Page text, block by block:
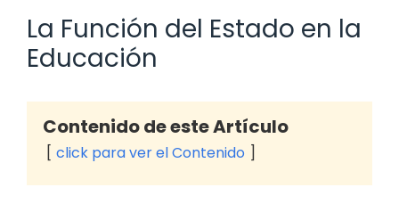
La Función del Estado en la
Educación
Contenido de este Artículo
click para ver el Contenido